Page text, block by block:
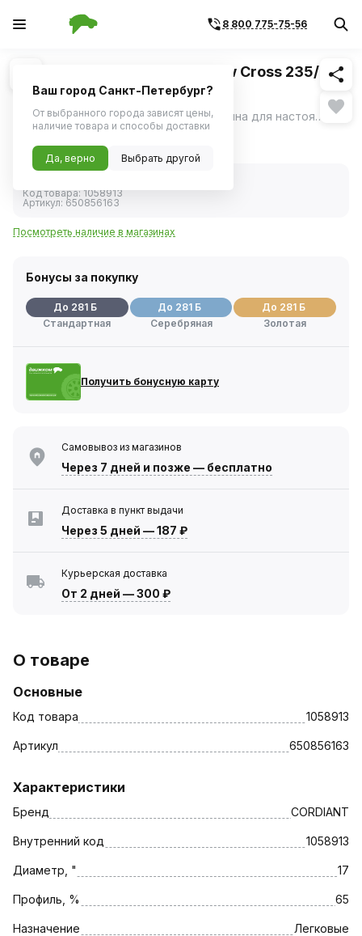
8 800 775-75-56
1/3 Похожие
Шина зимняя CORDIANT Snow Cross 235/65
R17 108T
Cordiant Snow Cross – шипованная резина для настоящих зимних условий: - непревзойденное сцепление и безопасность на льду, - уверенное вождение на снегу, - готовность шины к самым суровым зимним условиям. ещё
Код товара:1058913
Артикул: 650856163
Посмотреть наличие в магазинах
Бонусы за покупку
До 281 Б
Стандартная
До 281 Б
Серебряная
До 281 Б
Золотая
Получить бонусную карту
Самовывоз из магазинов
Через 7 дней и позже — бесплатно
Доставка в пункт выдачи
Через 5 дней —187 ₽
Курьерская доставка
От 2 дней —300 ₽
О товаре
Основные
Код товара 1058913
Артикул 650856163
Характеристики
Бренд CORDIANT
Внутренний код 1058913
Диаметр, " 17
Профиль, % 65
Назначение Легковые
Ваш город Санкт-Петербург?
От выбранного города зависят цены,
наличие товара и способы доставки
Да, верно Выбрать другой